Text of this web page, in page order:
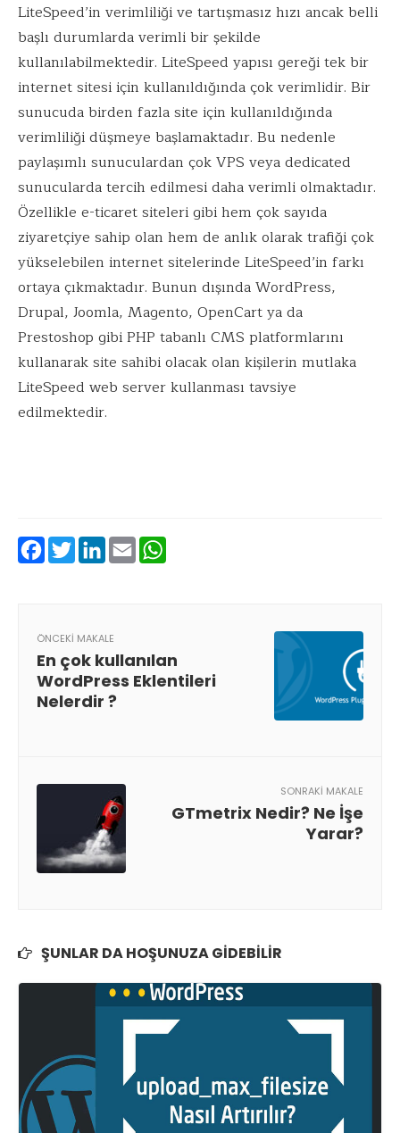
LiteSpeed’in verimliliği ve tartışmasız hızı ancak belli
başlı durumlarda verimli bir şekilde
kullanılabilmektedir. LiteSpeed yapısı gereği tek bir
internet sitesi için kullanıldığında çok verimlidir. Bir
sunucuda birden fazla site için kullanıldığında
verimliliği düşmeye başlamaktadır. Bu nedenle
paylaşımlı sunuculardan çok VPS veya dedicated
sunucularda tercih edilmesi daha verimli olmaktadır.
Özellikle e-ticaret siteleri gibi hem çok sayıda
ziyaretçiye sahip olan hem de anlık olarak trafiği çok
yükselebilen internet sitelerinde LiteSpeed’in farkı
ortaya çıkmaktadır. Bunun dışında WordPress,
Drupal, Joomla, Magento, OpenCart ya da
Prestoshop gibi PHP tabanlı CMS platformlarını
kullanarak site sahibi olacak olan kişilerin mutlaka
LiteSpeed web server kullanması tavsiye
edilmektedir.
Facebook
Twitter
LinkedIn
Email
ÖNCEKI MAKALE
En çok kullanılan
WordPress Eklentileri
Nelerdir ?
SONRAKI MAKALE
GTmetrix Nedir? Ne İşe
Yarar?
ŞUNLAR DA HOŞUNUZA GIDEBILIR